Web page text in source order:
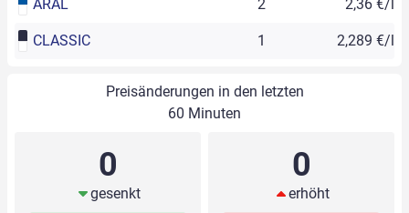
ARAL 2 2,36 €/l
CLASSIC 1 2,289 €/l
Preisänderungen in den letzten
60 Minuten
0
gesenkt
0
erhöht